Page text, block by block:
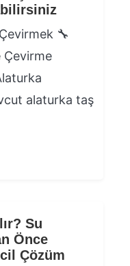
🔧
Çevirme
alaturka taş
Su
Önce
Çözüm